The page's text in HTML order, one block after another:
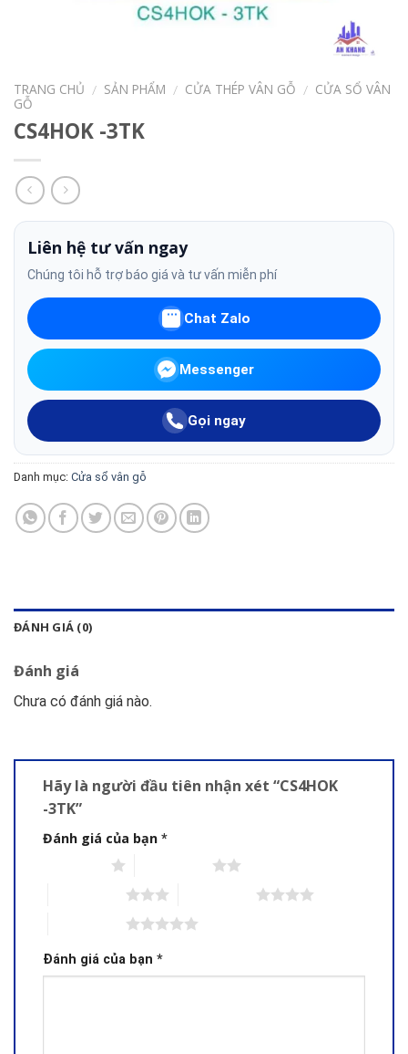
TRANG CHỦ / SẢN PHẨM / CỬA THÉP VÂN GỖ / CỬA SỔ VÂN
GỖ
CS4HOK -3TK
Liên hệ tư vấn ngay
Chúng tôi hỗ trợ báo giá và tư vấn miễn phí
Chat Zalo
Messenger
Gọi ngay
Danh mục: Cửa sổ vân gỗ
ĐÁNH GIÁ (0)
Đánh giá
Chưa có đánh giá nào.
Hãy là người đầu tiên nhận xét “CS4HOK
-3TK”
Đánh giá của bạn *
Đánh giá của bạn *